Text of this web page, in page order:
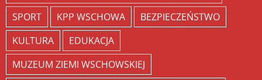
SPORT
KPP WSCHOWA
BEZPIECZEŃSTWO
KULTURA
EDUKACJA
MUZEUM ZIEMI WSCHOWSKIEJ